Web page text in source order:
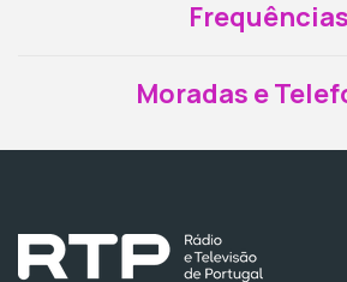
Frequências
Moradas e